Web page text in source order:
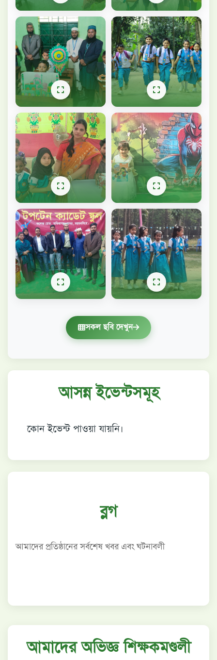
সকল ছবি দেখুন
আসন্ন ইভেন্টসমূহ
কোন ইভেন্ট পাওয়া যায়নি।
ব্লগ
আমাদের প্রতিষ্ঠানের সর্বশেষ খবর এবং ঘটনাবলী
আমাদের অভিজ্ঞ শিক্ষকমণ্ডলী